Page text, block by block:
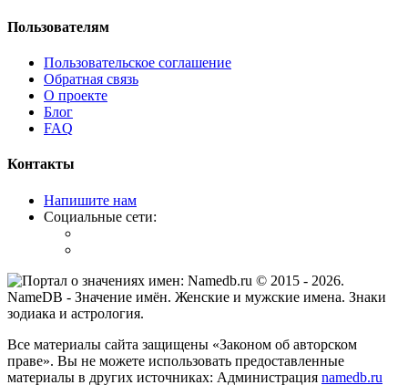
Пользователям
Пользовательское соглашение
Обратная связь
О проекте
Блог
FAQ
Контакты
Напишите нам
Социальные сети:
© 2015 - 2026.
NameDB - Значение имён. Женские и мужские имена. Знаки
зодиака и астрология.
Все материалы сайта защищены «Законом об авторском
праве». Вы не можете использовать предоставленные
материалы в других источниках: Администрация namedb.ru